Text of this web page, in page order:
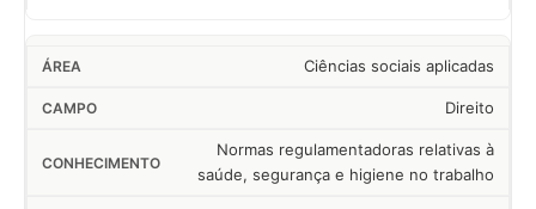
Ciências sociais aplicadas
Direito
Normas regulamentadoras relativas à
saúde, segurança e higiene no trabalho